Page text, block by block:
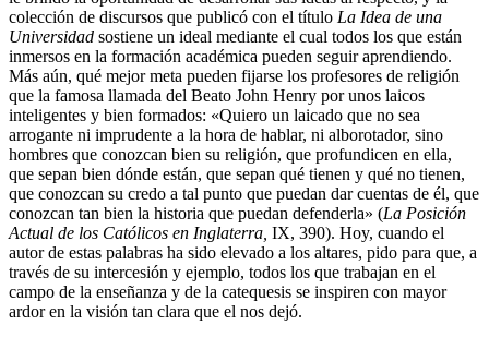
colección de discursos que publicó con el título La Idea de una
Universidad sostiene un ideal mediante el cual todos los que están
inmersos en la formación académica pueden seguir aprendiendo.
Más aún, qué mejor meta pueden fijarse los profesores de religión
que la famosa llamada del Beato John Henry por unos laicos
inteligentes y bien formados: «Quiero un laicado que no sea
arrogante ni imprudente a la hora de hablar, ni alborotador, sino
hombres que conozcan bien su religión, que profundicen en ella,
que sepan bien dónde están, que sepan qué tienen y qué no tienen,
que conozcan su credo a tal punto que puedan dar cuentas de él, que
conozcan tan bien la historia que puedan defenderla» (La Posición
Actual de los Católicos en Inglaterra, IX, 390). Hoy, cuando el
autor de estas palabras ha sido elevado a los altares, pido para que, a
través de su intercesión y ejemplo, todos los que trabajan en el
campo de la enseñanza y de la catequesis se inspiren con mayor
ardor en la visión tan clara que el nos dejó.